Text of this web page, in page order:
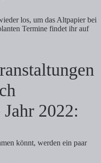
los, um das Altpapier bei
Termine findet ihr auf
2022:
könnt, werden ein paar